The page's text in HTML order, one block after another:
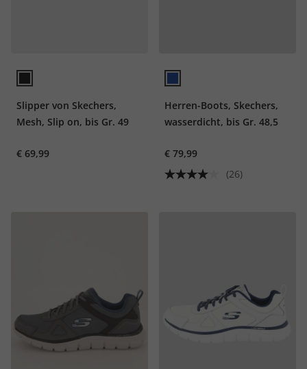
Slipper von Skechers,
Mesh, Slip on, bis Gr. 49
€ 69,99
Herren-Boots, Skechers,
wasserdicht, bis Gr. 48,5
€ 79,99
(26)